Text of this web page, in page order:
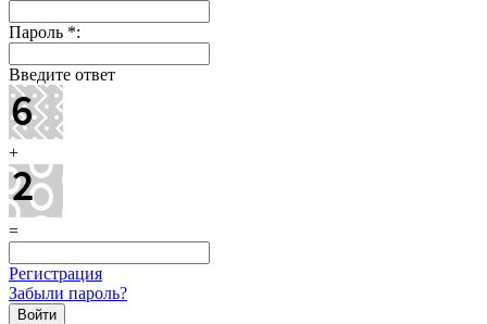
Пароль *:
Введите ответ
+
=
Регистрация
Забыли пароль?